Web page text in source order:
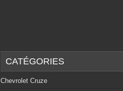
CATÉGORIES
Chevrolet Cruze